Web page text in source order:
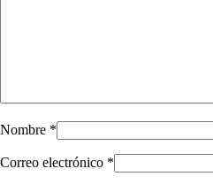
Nombre *
Correo electrónico *